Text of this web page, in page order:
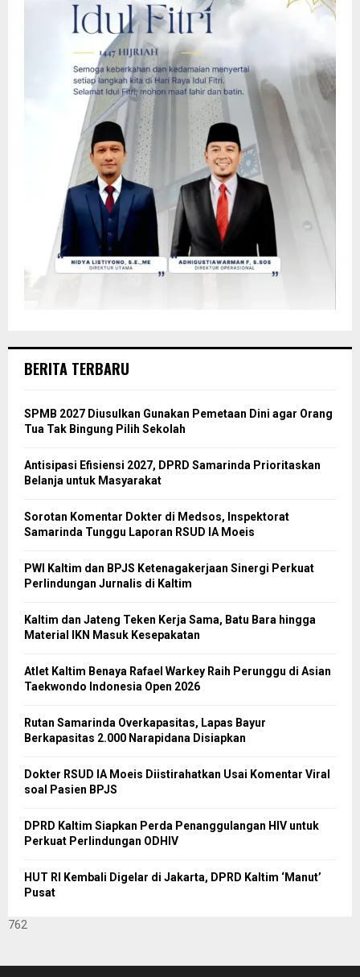
BERITA TERBARU
SPMB 2027 Diusulkan Gunakan Pemetaan Dini agar Orang
Tua Tak Bingung Pilih Sekolah
Antisipasi Efisiensi 2027, DPRD Samarinda Prioritaskan
Belanja untuk Masyarakat
Sorotan Komentar Dokter di Medsos, Inspektorat
Samarinda Tunggu Laporan RSUD IA Moeis
PWI Kaltim dan BPJS Ketenagakerjaan Sinergi Perkuat
Perlindungan Jurnalis di Kaltim
Kaltim dan Jateng Teken Kerja Sama, Batu Bara hingga
Material IKN Masuk Kesepakatan
Atlet Kaltim Benaya Rafael Warkey Raih Perunggu di Asian
Taekwondo Indonesia Open 2026
Rutan Samarinda Overkapasitas, Lapas Bayur
Berkapasitas 2.000 Narapidana Disiapkan
Dokter RSUD IA Moeis Diistirahatkan Usai Komentar Viral
soal Pasien BPJS
DPRD Kaltim Siapkan Perda Penanggulangan HIV untuk
Perkuat Perlindungan ODHIV
HUT RI Kembali Digelar di Jakarta, DPRD Kaltim ‘Manut’
Pusat
762